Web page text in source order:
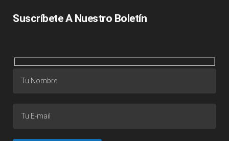
Suscríbete A Nuestro Boletín